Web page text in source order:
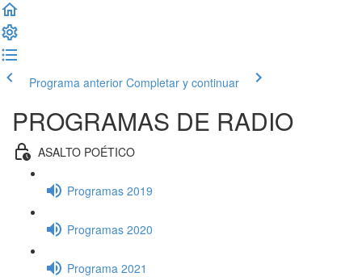
Programa anterior Completar y continuar
PROGRAMAS DE RADIO
ASALTO POÉTICO
Programas 2019
Programas 2020
Programa 2021